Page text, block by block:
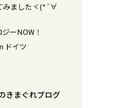
みましたヾ(*´∀
ーNOW！
ドイツ
きまぐれブログ